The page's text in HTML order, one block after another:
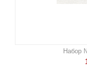
Набор